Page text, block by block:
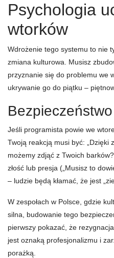
Psychologia
wtorków
Wdrożenie tego systemu to nie
zmiana kulturowa. Musisz
przyznanie się do problemu we
ukrywanie go do piątku –
Jeśli programista powie we
Twoją reakcją musi być: „Dzięki
możemy zdjąć z Twoich
złość lub presja („Musisz to
– ludzie będą kłamać, że jest
W zespołach w Polsce, gdzie
silna, budowanie tego
pierwszy pokazać, że
jest oznaką profesjonalizmu i
porażką.